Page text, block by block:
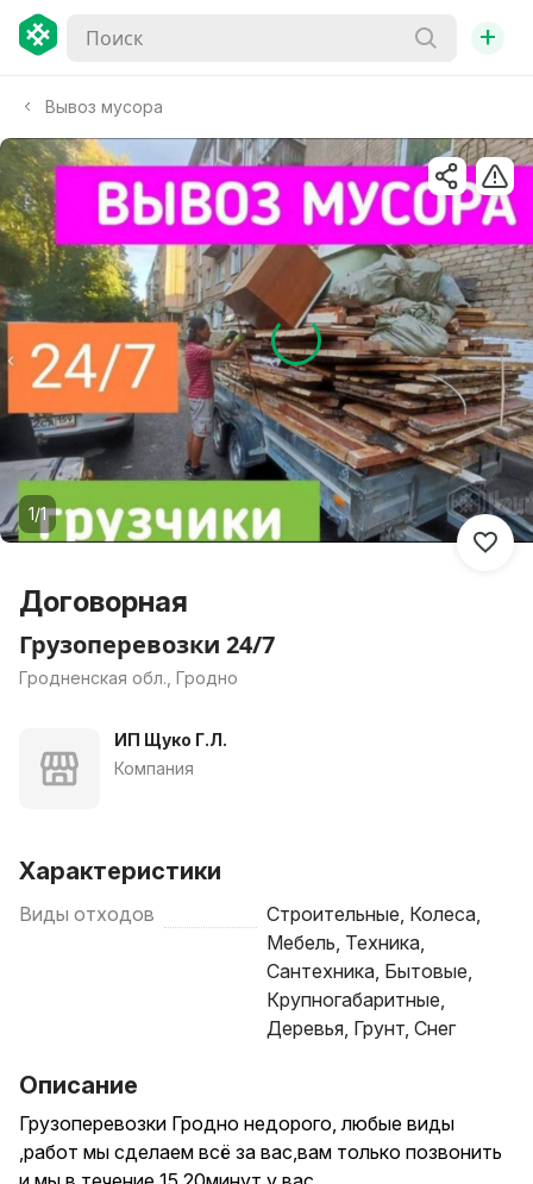
+
Вывоз мусора
1/1
Договорная
Грузоперевозки 24/7
Гродненская обл., Гродно
ИП Щуко Г.Л.
Компания
Характеристики
Виды отходов
Строительные, Колеса,
Мебель, Техника,
Сантехника, Бытовые,
Крупногабаритные,
Деревья, Грунт, Снег
Описание
Грузоперевозки Гродно недорого, любые виды
,работ мы сделаем всё за вас,вам только позвонить